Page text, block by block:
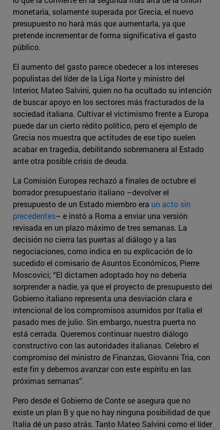
monetaria, solamente superada por Grecia, el nuevo
presupuesto no hará más que aumentarla, ya que
pretende incrementar de forma significativa el gasto
público.
El aumento del gasto parece obedecer a los intereses
populistas del líder de la Liga Norte y ministro del
Interior, Mateo Salvini, quien no ha ocultado su intención
de buscar apoyo en los sectores más fracturados de la
sociedad italiana. Cultivar el victimismo frente a Europa
puede dar un cierto rédito político, pero el ejemplo de
Grecia nos muestra que actitudes de ese tipo suelen
acabar en tragedia, debilitando sobremanera al Estado
ante otra posible crisis de deuda.
La Comisión Europea rechazó a finales de octubre el
borrador presupuestario italiano –devolver el
presupuesto de un Estado miembro era un acto sin
precedentes– e instó a Roma a enviar una versión
revisada en un plazo máximo de tres semanas. La
decisión no cierra las puertas al diálogo y a las
negociaciones, como indica en su explicación de lo
sucedido el comisario de Asuntos Económicos, Pierre
Moscovici; “El dictamen adoptado hoy no debería
sorprender a nadie, ya que el proyecto de presupuesto del
Gobierno italiano representa una desviación clara e
intencional de los compromisos asumidos por Italia el
pasado mes de julio. Sin embargo, nuestra puerta no
está cerrada. Queremos continuar nuestro diálogo
constructivo con las autoridades italianas. Celebro el
compromiso del ministro de Finanzas, Giovanni Tria, con
este fin y debemos avanzar con este espíritu en las
próximas semanas”.
Pero desde el Gobierno de Conte se asegura que no
existe un plan B y que no hay ninguna posibilidad de que
Italia dé un paso atrás. Tanto Mateo Salvini como el líder